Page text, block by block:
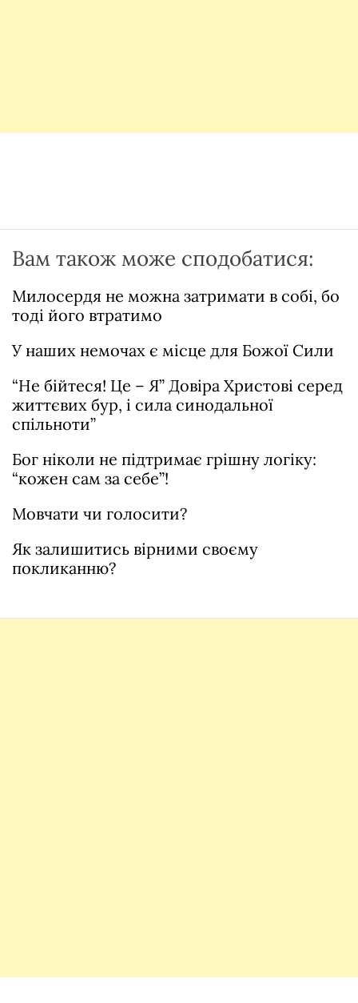
Вам також може сподобатися:
Милосердя не можна затримати в собі, бо
тоді його втратимо
У наших немочах є місце для Божої Сили
“Не бійтеся! Це – Я” Довіра Христові серед
життєвих бур, і сила синодальної
спільноти”
Бог ніколи не підтримає грішну логіку:
“кожен сам за себе”!
Мовчати чи голосити?
Як залишитись вірними своєму
покликанню?